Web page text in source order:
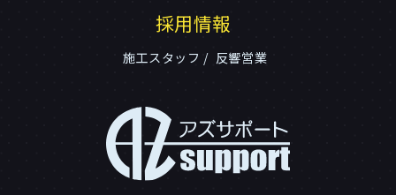
採用情報
施工スタッフ 反響営業